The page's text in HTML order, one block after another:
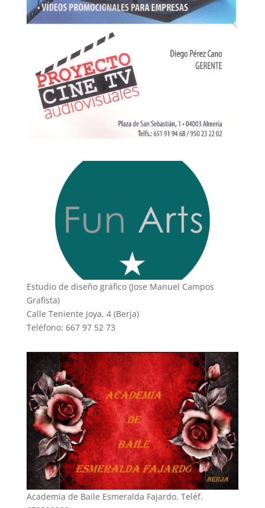
Estudio de diseño gráfico (Jose Manuel Campos
Grafista)
Calle Teniente Joya, 4 (Berja)
Teléfono: 667 97 52 73
Academia de Baile Esmeralda Fajardo. Teléf.